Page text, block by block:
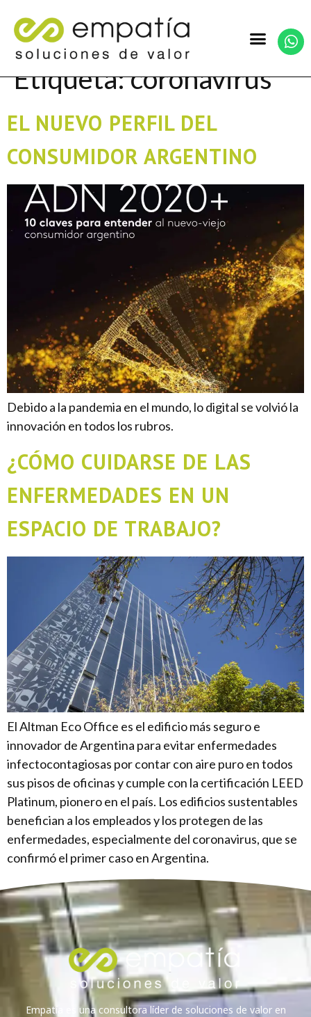
Etiqueta:coronavirus
EL NUEVO PERFIL DEL
CONSUMIDOR ARGENTINO
Debido a la pandemia en el mundo, lo digital se volvió la
innovación en todos los rubros.
¿CÓMO CUIDARSE DE LAS
ENFERMEDADES EN UN
ESPACIO DE TRABAJO?
El Altman Eco Office es el edificio más seguro e
innovador de Argentina para evitar enfermedades
infectocontagiosas por contar con aire puro en todos
sus pisos de oficinas y cumple con la certificación LEED
Platinum, pionero en el país. Los edificios sustentables
benefician a los empleados y los protegen de las
enfermedades, especialmente del coronavirus, que se
confirmó el primer caso en Argentina.
Empatía es una consultora líder de soluciones de valor en